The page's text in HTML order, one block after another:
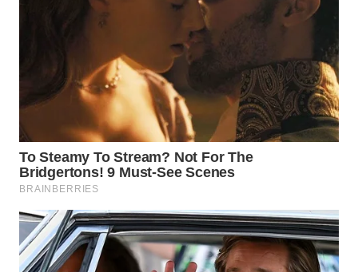
WAHANA
WAHANA
KONSUMEN
WAHANA
LISTRIK
TRAVEL
WAHANA